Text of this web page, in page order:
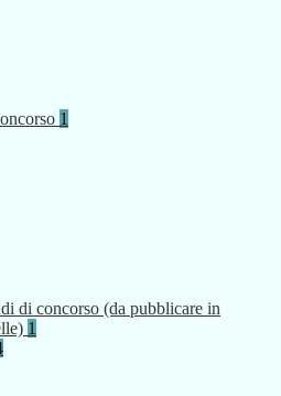
1
di concorso (da pubblicare in
1